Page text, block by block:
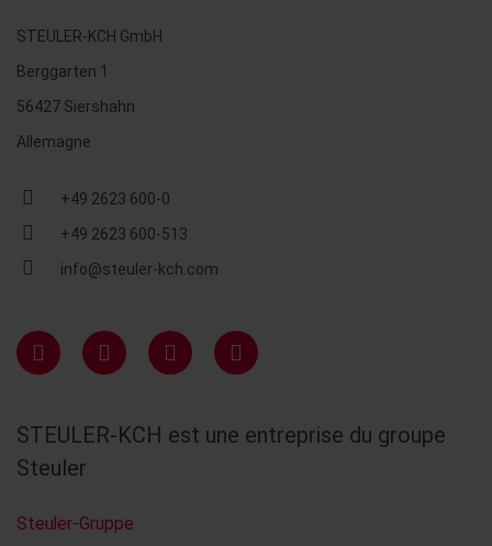
STEULER-KCH GmbH
Berggarten 1
56427 Siershahn
Allemagne
+49 2623 600-0
+49 2623 600-513
info@steuler-kch.com
STEULER-KCH est une entreprise du groupe
Steuler
Steuler-Gruppe